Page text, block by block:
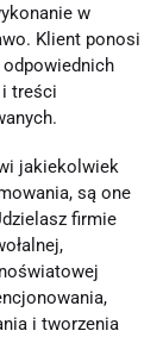
w
Klient ponosi
odpowiednich
treści
jakiekolwiek
są one
firmie
i tworzenia